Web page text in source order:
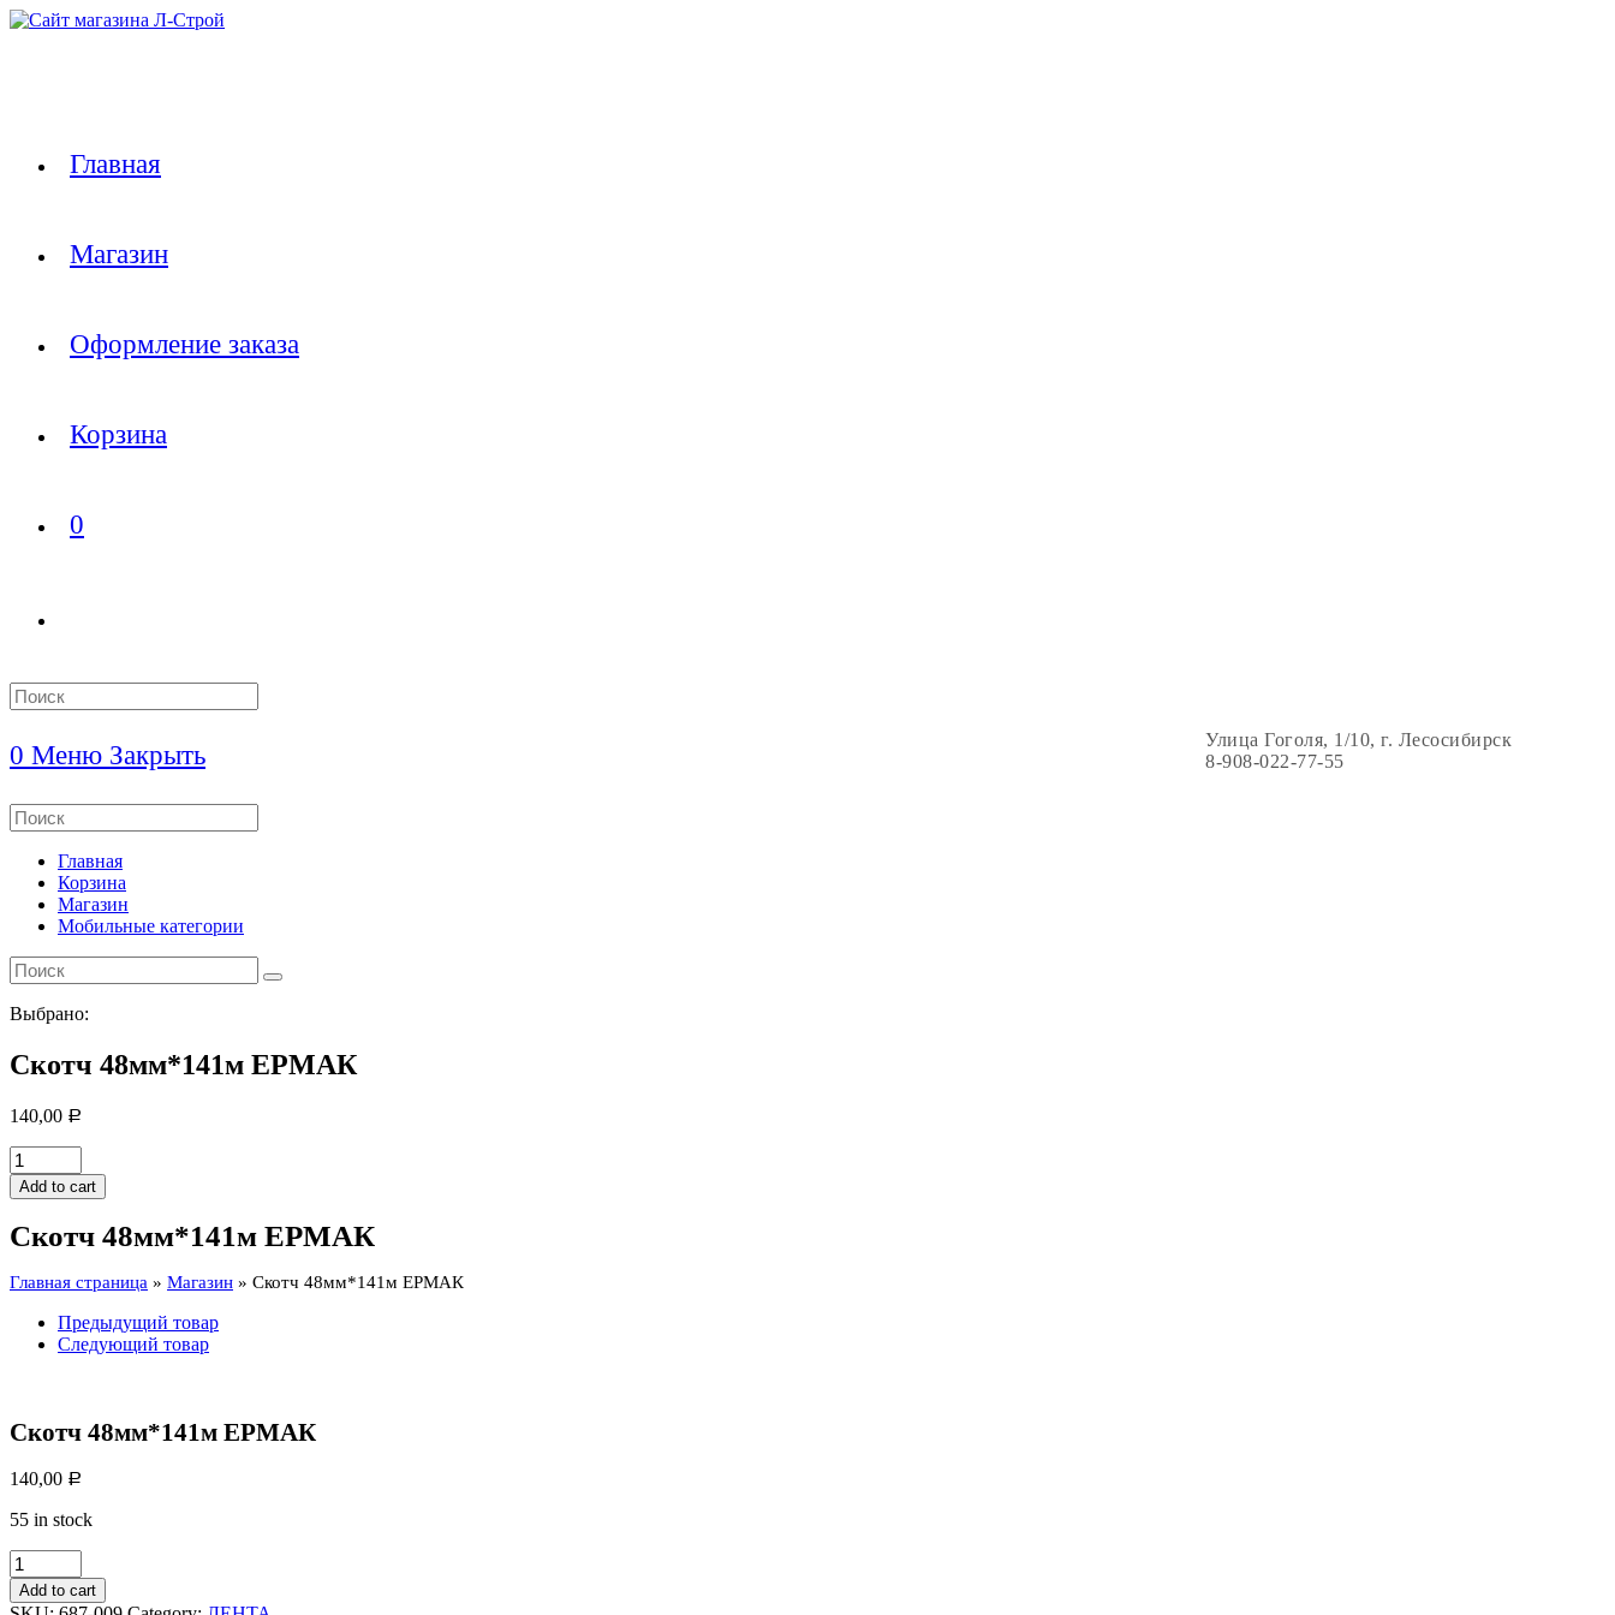
Перейти
Главная
Магазин
Оформление заказа
Корзина
0
Search
this
Улица Гоголя, 1/10, г. Лесосибирск
8-908-022-77-55
0 Меню Закрыть
Search
this
websiteГлавная
Корзина
Магазин
Мобильные категории
Выбрано:
Скотч 48мм*141м ЕРМАК
140,00 Р
Скотч
48мм*141м
ЕРМАК
Add to cart
Скотч 48мм*141м ЕРМАК
Главная страница » Магазин » Скотч 48мм*141м ЕРМАК
Предыдущий товар
Следующий товар
Скотч 48мм*141м ЕРМАК
140,00 Р
55 in stock
Скотч
48мм*141м
ЕРМАК
Add to cart